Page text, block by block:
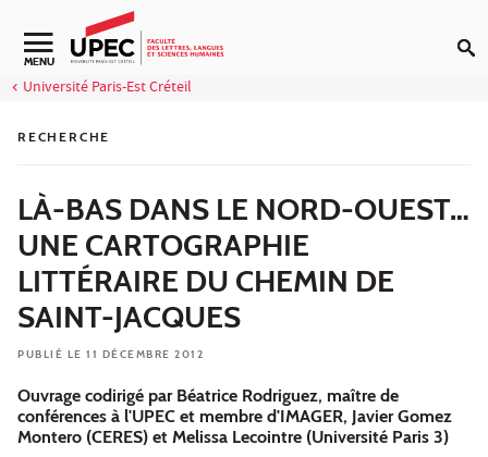
Aller au contenu
Navigation secondaire
MENU
Université Paris-Est Créteil
RECHERCHE
LÀ-BAS DANS LE NORD-OUEST…
UNE CARTOGRAPHIE
LITTÉRAIRE DU CHEMIN DE
SAINT-JACQUES
PUBLIÉ LE 11 DÉCEMBRE 2012
Ouvrage codirigé par Béatrice Rodriguez, maître de
conférences à l'UPEC et membre d'IMAGER, Javier Gomez
Montero (CERES) et Melissa Lecointre (Université Paris 3)